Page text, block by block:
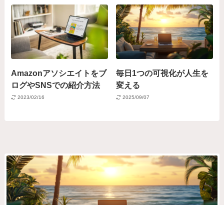
Amazonアソシエイトをブ
ログやSNSでの紹介方法
2023/02/16
毎日1つの可視化が人生を
変える
2025/09/07